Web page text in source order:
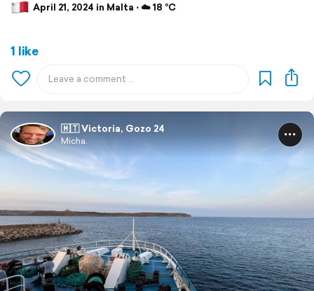
April 21, 2024 in Malta ⋅ ☁️ 18 °C
1 like
🇲🇹 Victoria, Gozo 24
Micha.